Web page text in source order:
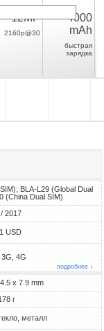
12MP
2160p@30
4000
mAh
быстрая
зарядка
BLA-L29 (Global Dual
(China Dual SIM)
/ 2017
USD
4G
подробнее ↓
x 7.9 mm
г
металл